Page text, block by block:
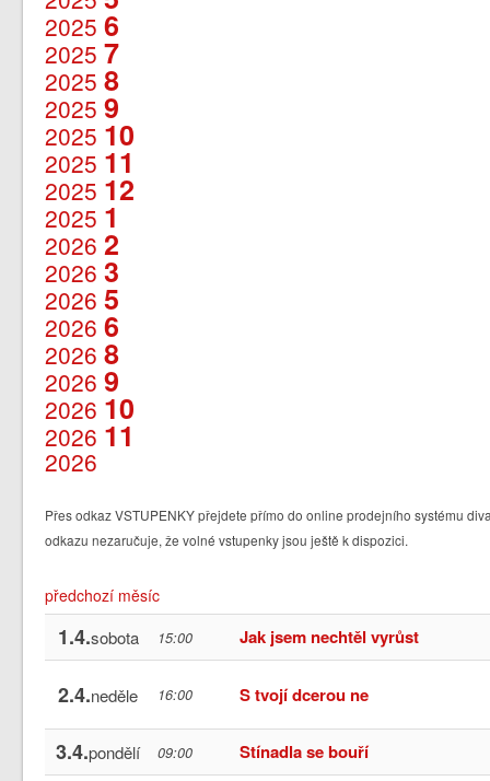
2025 6
2025 7
2025 8
2025 9
2025 10
2025 11
2025 12
2025 1
2026 2
2026 3
2026 5
2026 6
2026 8
2026 9
2026 10
2026 11
2026
Přes odkaz VSTUPENKY přejdete přímo do online prodejního systému
odkazu nezaručuje, že volné vstupenky jsou ještě k dispozici.
předchozí měsíc
1.4.sobota 15:00 Jak jsem nechtěl vyrůst
2.4.neděle 16:00 S tvojí dcerou ne
3.4.pondělí 09:00 Stínadla se bouří